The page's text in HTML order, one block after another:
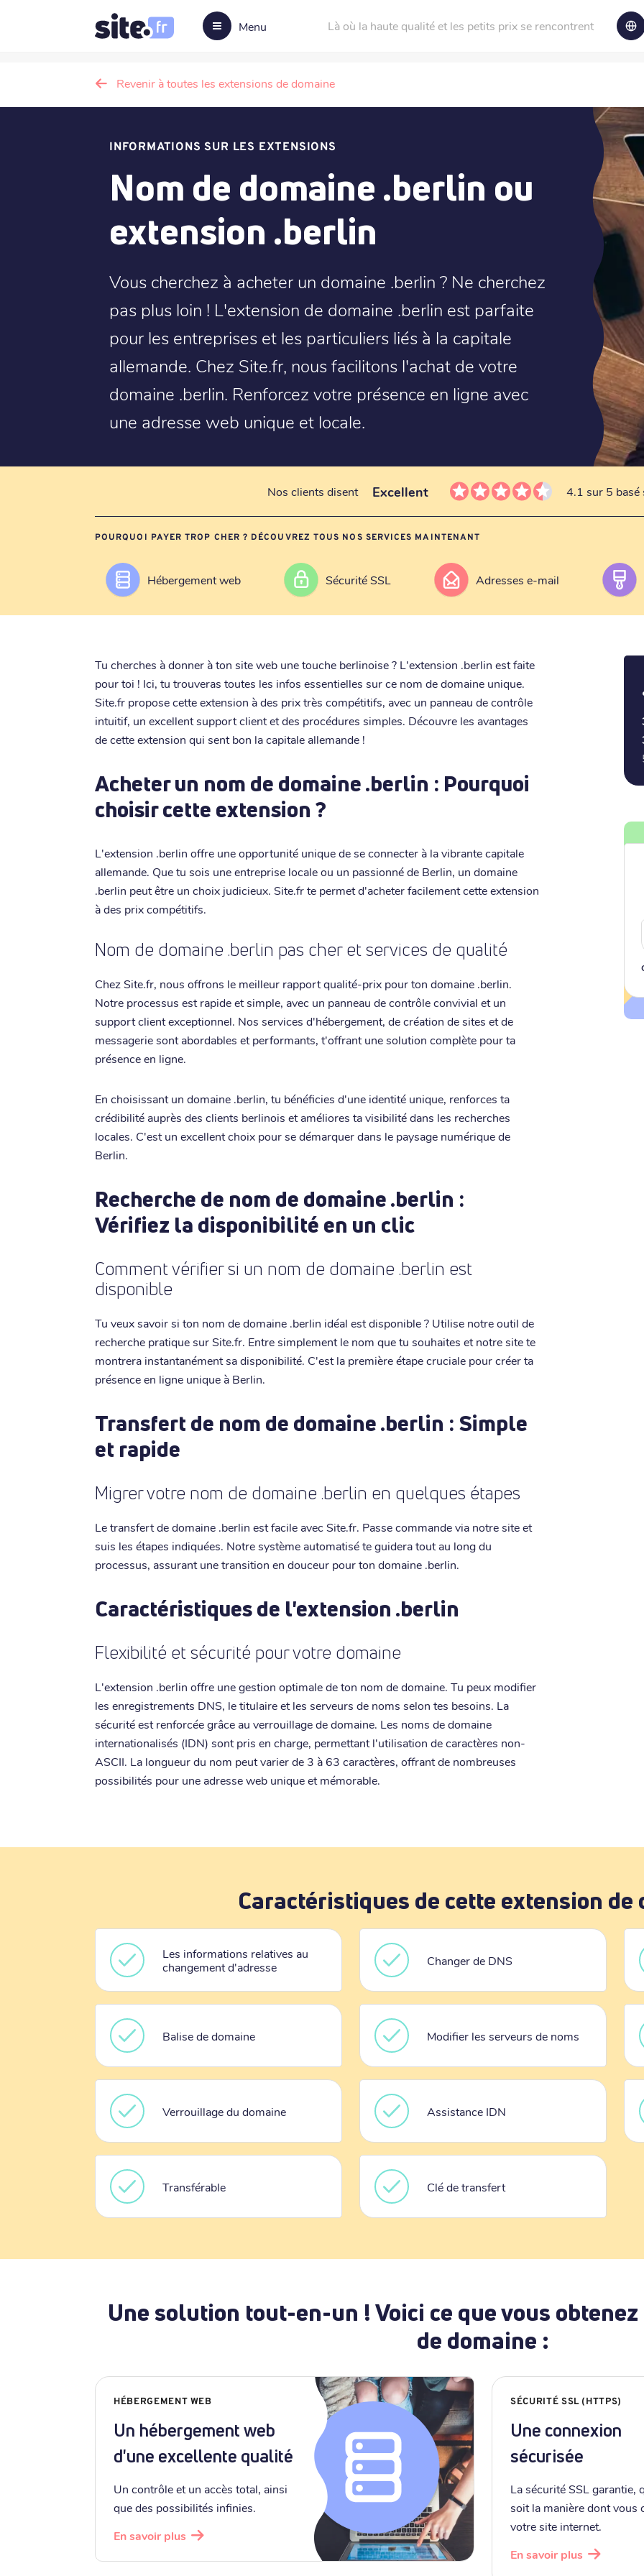
Menu Là où la haute qualité et les petits prix se rencontrent
Revenir à toutes les extensions de domaine
INFORMATIONS SUR LES EXTENSIONS
Nom de domaine .berlin ou
extension .berlin
Vous cherchez à acheter un domaine .berlin ? Ne cherchez
pas plus loin ! L'extension de domaine .berlin est parfaite
pour les entreprises et les particuliers liés à la capitale
allemande. Chez Site.fr, nous facilitons l'achat de votre
domaine .berlin. Renforcez votre présence en ligne avec
une adresse web unique et locale.
Nos clients disent Excellent 4.1 sur 5 basé
POURQUOI PAYER TROP CHER ? DÉCOUVREZ TOUS NOS SERVICES MAINTENANT
Hébergement web Sécurité SSL Adresses e-mail
Tu cherches à donner à ton site web une touche berlinoise ? L'extension .berlin est faite
pour toi ! Ici, tu trouveras toutes les infos essentielles sur ce nom de domaine unique.
Site.fr propose cette extension à des prix très compétitifs, avec un panneau de contrôle
intuitif, un excellent support client et des procédures simples. Découvre les avantages
de cette extension qui sent bon la capitale allemande !
Acheter un nom de domaine .berlin : Pourquoi
choisir cette extension ?
L'extension .berlin offre une opportunité unique de se connecter à la vibrante capitale
allemande. Que tu sois une entreprise locale ou un passionné de Berlin, un domaine
.berlin peut être un choix judicieux. Site.fr te permet d'acheter facilement cette extension
à des prix compétitifs.
Nom de domaine .berlin pas cher et services de qualité
Chez Site.fr, nous offrons le meilleur rapport qualité-prix pour ton domaine .berlin.
Notre processus est rapide et simple, avec un panneau de contrôle convivial et un
support client exceptionnel. Nos services d'hébergement, de création de sites et de
messagerie sont abordables et performants, t'offrant une solution complète pour ta
présence en ligne.
En choisissant un domaine .berlin, tu bénéficies d'une identité unique, renforces ta
crédibilité auprès des clients berlinois et améliores ta visibilité dans les recherches
locales. C'est un excellent choix pour se démarquer dans le paysage numérique de
Berlin.
Recherche de nom de domaine .berlin :
Vérifiez la disponibilité en un clic
Comment vérifier si un nom de domaine .berlin est
disponible
Tu veux savoir si ton nom de domaine .berlin idéal est disponible ? Utilise notre outil de
recherche pratique sur Site.fr. Entre simplement le nom que tu souhaites et notre site te
montrera instantanément sa disponibilité. C'est la première étape cruciale pour créer ta
présence en ligne unique à Berlin.
Transfert de nom de domaine .berlin : Simple
et rapide
Migrer votre nom de domaine .berlin en quelques étapes
Le transfert de domaine .berlin est facile avec Site.fr. Passe commande via notre site et
suis les étapes indiquées. Notre système automatisé te guidera tout au long du
processus, assurant une transition en douceur pour ton domaine .berlin.
Caractéristiques de l'extension .berlin
Flexibilité et sécurité pour votre domaine
L'extension .berlin offre une gestion optimale de ton nom de domaine. Tu peux modifier
les enregistrements DNS, le titulaire et les serveurs de noms selon tes besoins. La
sécurité est renforcée grâce au verrouillage de domaine. Les noms de domaine
internationalisés (IDN) sont pris en charge, permettant l'utilisation de caractères non-
ASCII. La longueur du nom peut varier de 3 à 63 caractères, offrant de nombreuses
possibilités pour une adresse web unique et mémorable.
Caractéristiques de cette extension de
Les informations relatives au
changement d'adresse
Changer de DNS
Balise de domaine Modifier les serveurs de noms
Verrouillage du domaine Assistance IDN
Transférable Clé de transfert
Une solution tout-en-un ! Voici ce que vous
de domaine :
HÉBERGEMENT WEB
Un hébergement web
d'une excellente qualité
Un contrôle et un accès total, ainsi
que des possibilités infinies.
En savoir plus
SÉCURITÉ SSL (HTTPS)
Une connexion
sécurisée
La sécurité SSL garantie,
soit la manière dont vous
votre site internet.
En savoir plus